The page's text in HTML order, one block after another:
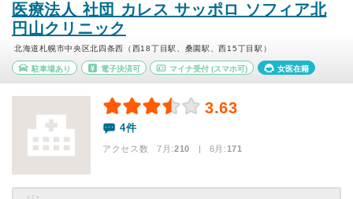
医療法人 社団 カレス サッポロ ソフィア北
円山クリニック
北海道札幌市中央区北四条西（西18丁目駅、桑園駅、西15丁目駅）
駐車場あり 電子決済可 マイナ受付 (スマホ可) 女医在籍
3.63
4件
アクセス数 7月:210 | 6月:171